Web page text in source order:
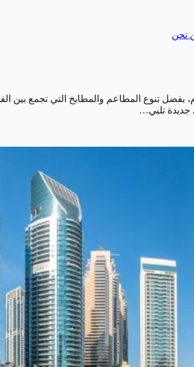
نحن
تنوع المطاعم والمطابخ التي تجمع بين
جديدة تلبي…